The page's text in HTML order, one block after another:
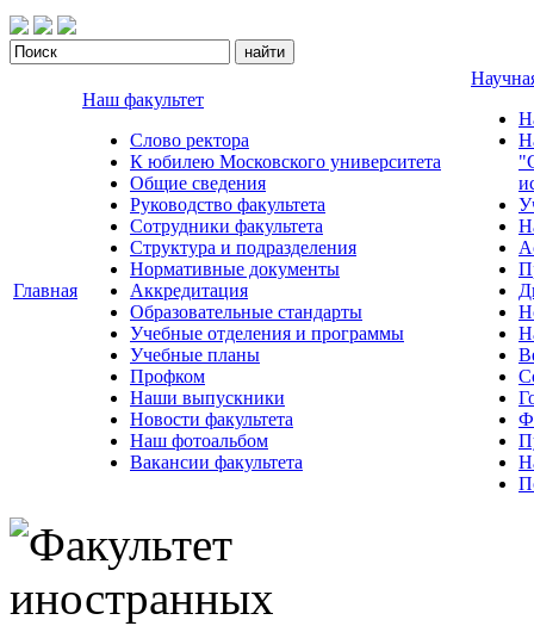
Главная
Наш факультет
Слово ректора
К юбилею Московского университета
Общие сведения
Руководство факультета
Сотрудники факультета
Структура и подразделения
Нормативные документы
Аккредитация
Образовательные стандарты
Учебные отделения и программы
Учебные планы
Профком
Наши выпускники
Новости факультета
Наш фотоальбом
Вакансии факультета